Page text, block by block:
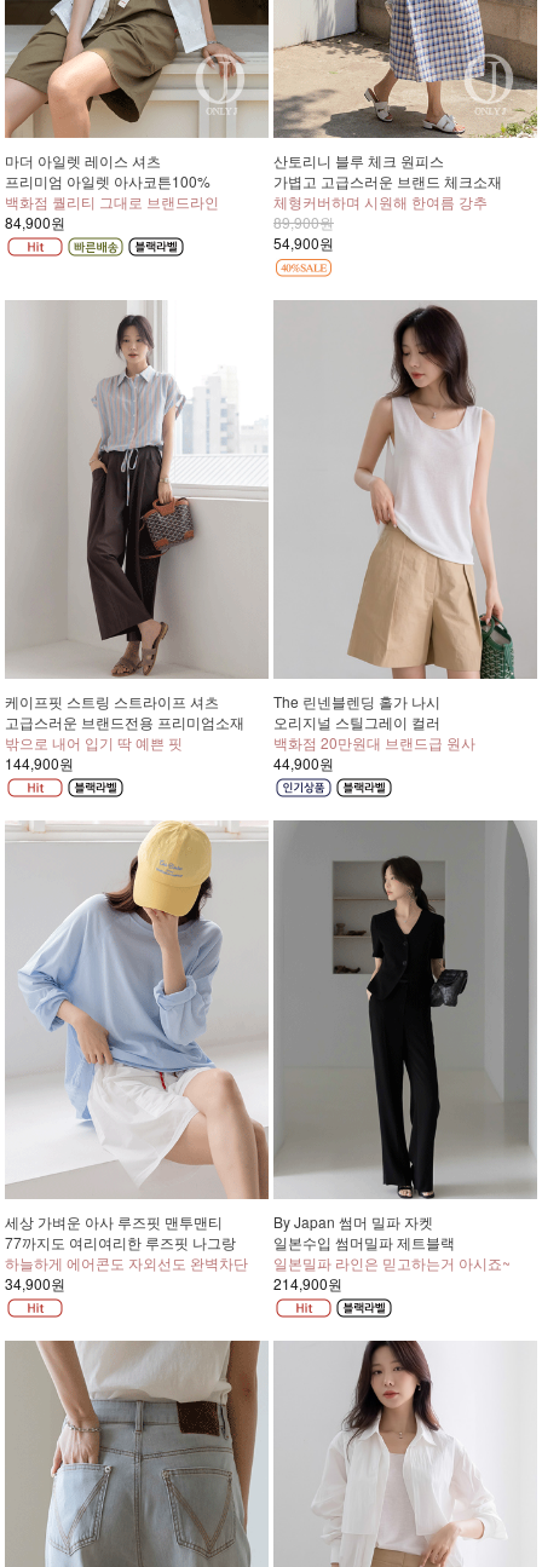
마더 아일렛 레이스 셔츠
프리미엄 아일렛 아사코튼100%
백화점 퀄리티 그대로 브랜드라인
84,900원
산토리니 블루 체크 원피스
가볍고 고급스러운 브랜드 체크소재
체형커버하며 시원해 한여름 강추
89,900원
54,900원
케이프핏 스트링 스트라이프 셔츠
고급스러운 브랜드전용 프리미엄소재
밖으로 내어 입기 딱 예쁜 핏
144,900원
The 린넨블렌딩 홀가 나시
오리지널 스틸그레이 컬러
백화점 20만원대 브랜드급 원사
44,900원
세상 가벼운 아사 루즈핏 맨투맨티
77까지도 여리여리한 루즈핏 나그랑
하늘하게 에어콘도 자외선도 완벽차단
34,900원
By Japan 썸머 밀파 자켓
일본수입 썸머밀파 제트블랙
일본밀파 라인은 믿고하는거 아시죠~
214,900원